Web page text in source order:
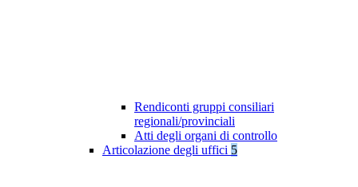
Rendiconti gruppi consiliari
regionali/provinciali
Atti degli organi di controllo
Articolazione degli uffici 5